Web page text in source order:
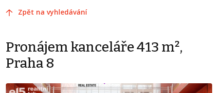
Zpět na vyhledávání
Pronájem kanceláře 413 m²,
Praha 8